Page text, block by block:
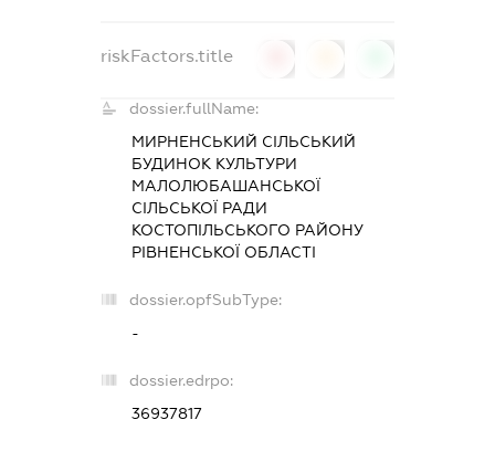
riskFactors.title
dossier.fullName:
МИРНЕНСЬКИЙ СІЛЬСЬКИЙ
БУДИНОК КУЛЬТУРИ
МАЛОЛЮБАШАНСЬКОЇ
СІЛЬСЬКОЇ РАДИ
КОСТОПІЛЬСЬКОГО РАЙОНУ
РІВНЕНСЬКОЇ ОБЛАСТІ
dossier.opfSubType:
-
dossier.edrpo:
36937817